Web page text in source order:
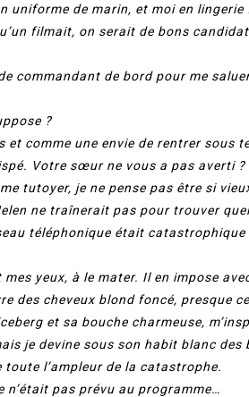
uniforme de marin, et moi en lingerie
filmait, on serait de bons
commandant de bord pour me
?
comme une envie de rentrer sous
Votre sœur ne vous a pas averti ?
tutoyer, je ne pense pas être si
ne traînerait pas pour trouver
téléphonique était catastrophique
yeux, à le mater. Il en impose
des cheveux blond foncé, presque
et sa bouche charmeuse,
je devine sous son habit blanc des
l’ampleur de la catastrophe.
n’était pas prévu au programme…